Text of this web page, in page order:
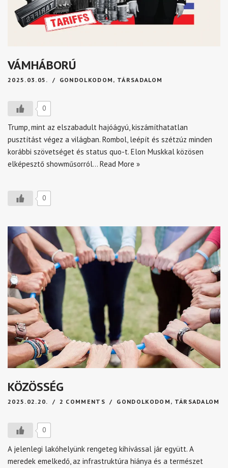
VÁMHÁBORÚ
2025.03.05. GONDOLKODOM , TÁRSADALOM
0
Trump, mint az elszabadult hajóágyú, kiszámíthatatlan
pusztítást végez a világban. Rombol, leépít és szétzúz minden
korábbi szövetséget és status quo-t. Elon Muskkal közösen
elképesztő showműsorról… Read More »
0
KÖZÖSSÉG
2025.02.20. 2 COMMENTS GONDOLKODOM , TÁRSADALOM
0
A jelenlegi lakóhelyünk rengeteg kihívással jár együtt. A
meredek emelkedő, az infrastruktúra hiánya és a természet